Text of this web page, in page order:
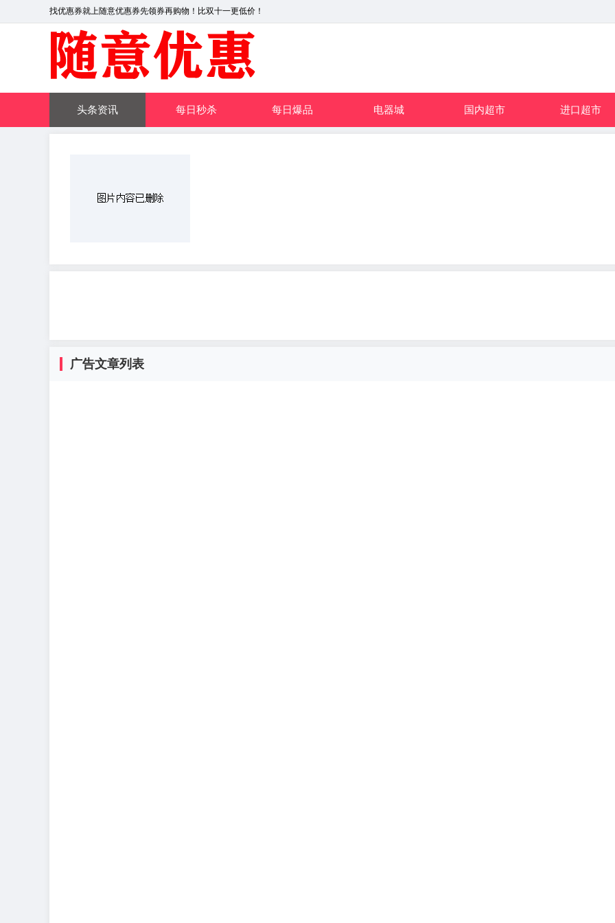
找优惠券就上随意优惠券先领券再购物！比双十一更低价！
头条资讯 每日秒杀 每日爆品 电器城 国内超市 进口超市
广告文章列表